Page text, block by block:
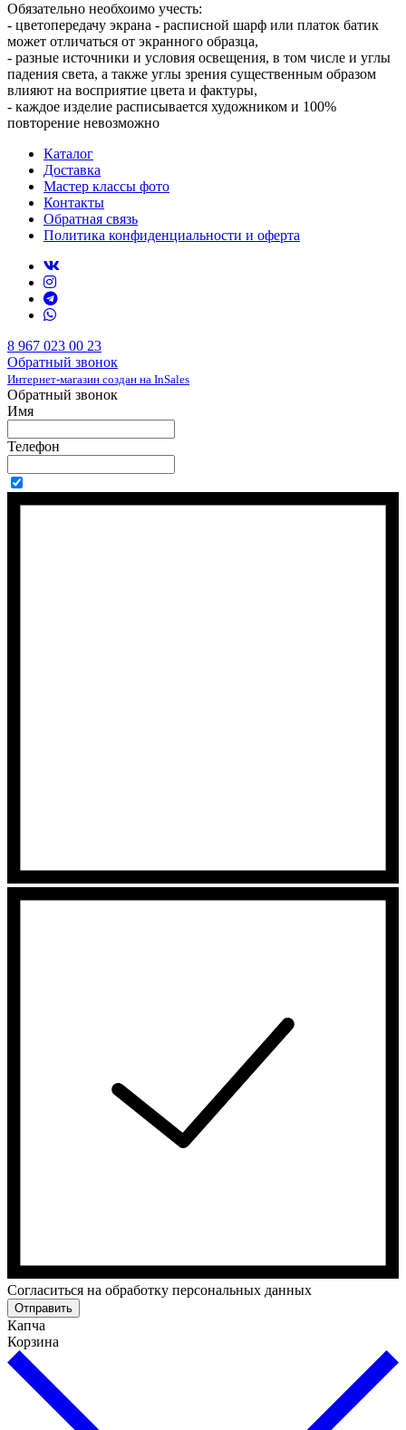
Обязательно необхоимо учесть:
- цветопередачу экрана - расписной шарф или платок батик
может отличаться от экранного образца,
- разные источники и условия освещения, в том числе и углы
падения света, а также углы зрения существенным образом
влияют на восприятие цвета и фактуры,
- каждое изделие расписывается художником и 100%
повторение невозможно
Каталог
Доставка
Мастер классы фото
Контакты
Обратная связь
Политика конфиденциальности и оферта
8 967 023 00 23
Обратный звонок
Интернет-магазин создан на InSales
Обратный звонок
Имя
Телефон
Cогласиться на обработку персональных данных
Отправить
Капча
Корзина